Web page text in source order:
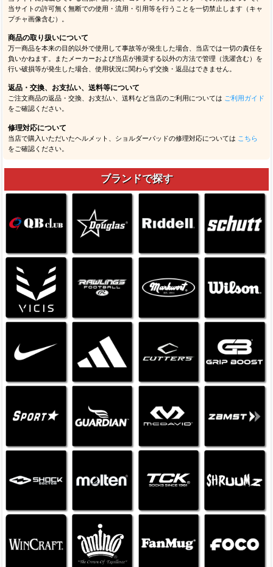
当サイトの許可無く無断での使用・流用・引用等を行うことを一切禁止します（キャ
プチャ画像含む）。
商品の取り扱いについて
万一商品を本来の目的以外で使用して事故等が発生した場合、当店では一切の責任を
負いかねます。またメーカーおよび当店が推奨する以外の方法で管理（洗濯含む）を
行い破損等が発生した場合、使用状況に関わらず交換・返品はできません。
返品・交換、お支払い、送料等について
ご注文商品の返品・交換、お支払い、送料など当店のご利用については ご利用ガイド
をご確認ください。
修理対応について
当店で購入いただいたヘルメット、ショルダーパッドの修理対応については こちら
をご確認ください。
ブランドで探す